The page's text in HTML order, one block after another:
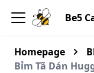
Be5
Homepage
Bỉm Tã Dán